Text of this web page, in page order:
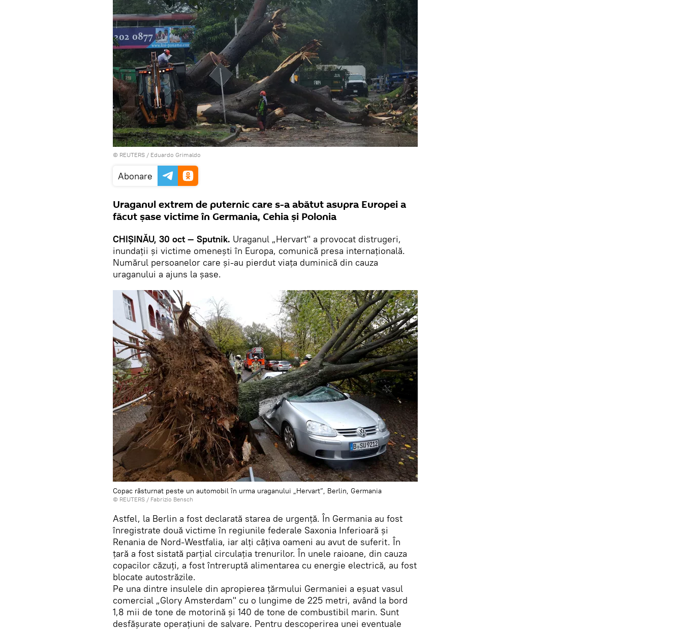
© REUTERS / Eduardo Grimaldo
Abonare
Uraganul extrem de puternic care s-a abătut asupra Europei a
făcut șase victime în Germania, Cehia și Polonia
CHIȘINĂU, 30 oct — Sputnik. Uraganul „Hervart" a provocat distrugeri,
inundații și victime omenești în Europa, comunică presa internațională.
Numărul persoanelor care și-au pierdut viața duminică din cauza
uraganului a ajuns la șase.
Copac răsturnat peste un automobil în urma uraganului „Hervart”, Berlin, Germania
© REUTERS / Fabrizio Bensch
Astfel, la Berlin a fost declarată starea de urgență. În Germania au fost
înregistrate două victime în regiunile federale Saxonia Inferioară și
Renania de Nord-Westfalia, iar alți câțiva oameni au avut de suferit. În
țară a fost sistată parțial circulația trenurilor. În unele raioane, din cauza
copacilor căzuți, a fost întreruptă alimentarea cu energie electrică, au fost
blocate autostrăzile.
Pe una dintre insulele din apropierea țărmului Germaniei a eșuat vasul
comercial „Glory Amsterdam" cu o lungime de 225 metri, având la bord
1,8 mii de tone de motorină și 140 de tone de combustibil marin. Sunt
desfășurate operațiuni de salvare. Pentru descoperirea unei eventuale